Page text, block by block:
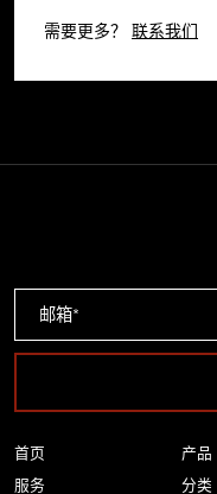
需要更多？ 联系我们
首页
服务
产品
分类